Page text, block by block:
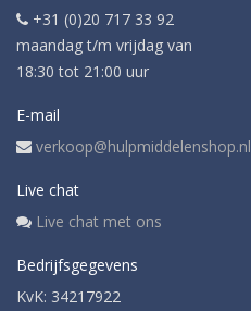
+31 (0)20 717 33 92
maandag t/m vrijdag van
18:30 tot 21:00 uur
E-mail
verkoop@hulpmiddelenshop.nl
Live chat
Live chat met ons
Bedrijfsgegevens
KvK: 34217922